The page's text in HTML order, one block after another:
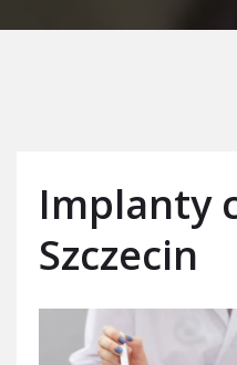
Implanty
Szczecin